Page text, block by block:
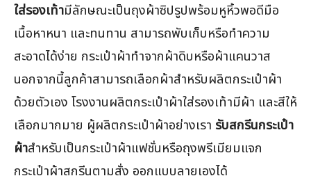
ใส่รองเท้ามีลักษณะเป็นถุงผ้าซิปรูปพร้อมหูหิ้วพอดีมือ
เนื้อหาหนา และทนทาน สามารถพับเก็บหรือทำความ
สะอาดได้ง่าย กระเป๋าผ้าทำจากผ้าดิบหรือผ้าแคนวาส
นอกจากนี้ลูกค้าสามารถเลือกผ้าสำหรับผลิตกระเป๋าผ้า
ด้วยตัวเอง โรงงานผลิตกระเป๋าผ้าใส่รองเท้ามีผ้า และสีให้
เลือกมากมาย ผู้ผลิตกระเป๋าผ้าอย่างเรา รับสกรีนกระเป๋า
ผ้าสำหรับเป็นกระเป๋าผ้าแฟชั่นหรือถุงพรีเมียมแจก
กระเป๋าผ้าสกรีนตามสั่ง ออกแบบลายเองได้